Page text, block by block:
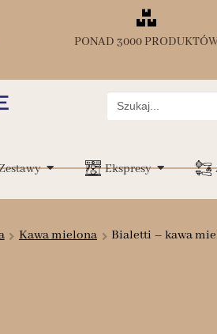
PONAD 3000
Search
for:
Ekspresy
Kawa mielona Bialetti – kawa